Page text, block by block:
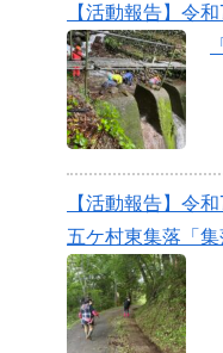
【活動報告】令
【活動報告】令
五ケ村東集落「